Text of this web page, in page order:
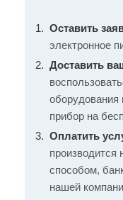
Оставить
электронное
Доставить
прибор на
Оплатить
способом,
нашей